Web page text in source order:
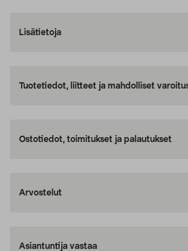
Lisätietoja
Tuotetiedot, liitteet ja mahdolliset
Ostotiedot, toimitukset ja palautukset
Arvostelut
Asiantuntija vastaa